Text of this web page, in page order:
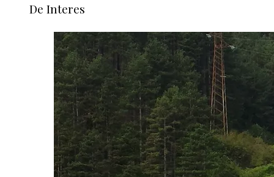
De Interes